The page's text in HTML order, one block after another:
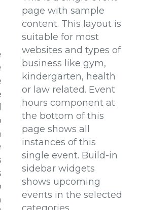
page with sample
content. This layout is
suitable for most
websites and types of
business like gym,
kindergarten, health
or law related. Event
hours component at
the bottom of this
page shows all
instances of this
single event. Build-in
sidebar widgets
shows upcoming
events in the selected